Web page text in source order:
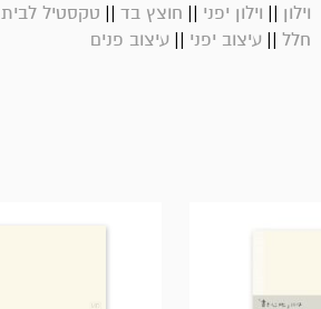
וילון || וילון יפני || חוצץ בד || טקסטיל לבית
חלל ||עיצוב יפני ||עיצוב פנים